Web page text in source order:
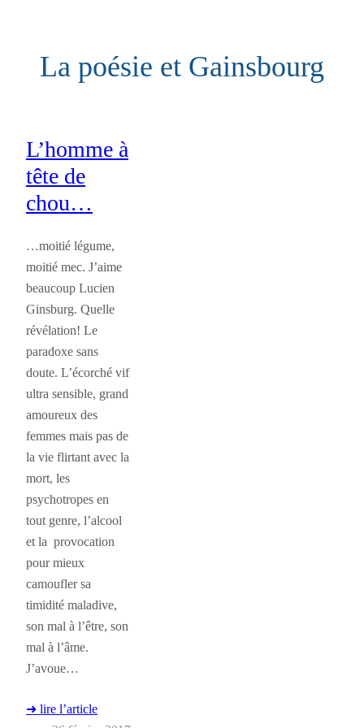
contenuLa poésie et Gainsbourg
L’homme à
tête de
chou…
…moitié légume,
moitié mec. J’aime
beaucoup Lucien
Ginsburg. Quelle
révélation! Le
paradoxe sans
doute. L’écorché vif
ultra sensible, grand
amoureux des
femmes mais pas de
la vie flirtant avec la
mort, les
psychotropes en
tout genre, l’alcool
et la provocation
pour mieux
camoufler sa
timidité maladive,
son mal à l’être, son
mal à l’âme.
J’avoue…
➜ lire l’article